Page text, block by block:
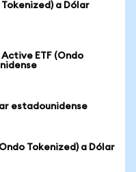
a Dólar
ETF (Ondo
estadounidense
Tokenized) a Dólar